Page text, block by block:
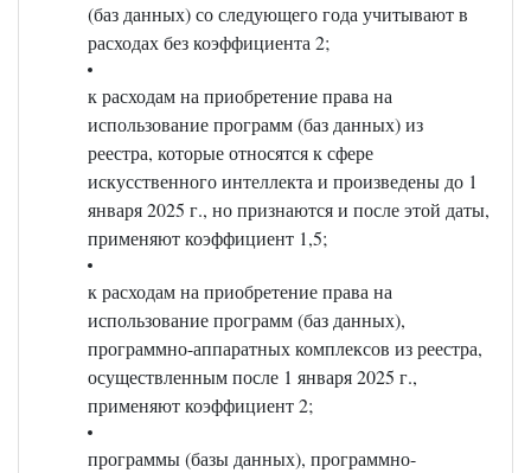
(баз данных) со следующего года учитывают в
расходах без коэффициента 2;
к расходам на приобретение права на
использование программ (баз данных) из
реестра, которые относятся к сфере
искусственного интеллекта и произведены до 1
января 2025 г., но признаются и после этой даты,
применяют коэффициент 1,5;
к расходам на приобретение права на
использование программ (баз данных),
программно-аппаратных комплексов из реестра,
осуществленным после 1 января 2025 г.,
применяют коэффициент 2;
программы (базы данных), программно-